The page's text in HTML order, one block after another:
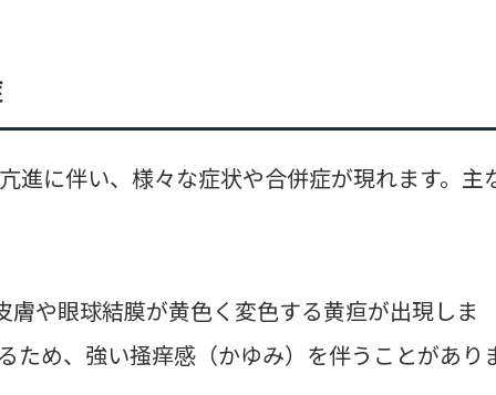
進に伴い、様々な症状や合併症が現れます。主
や眼球結膜が黄色く変色する黄疸が出現しま
ため、強い掻痒感（かゆみ）を伴うことがあり